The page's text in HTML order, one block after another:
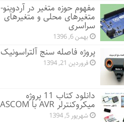
مفهوم حوزه متغیر در آردوینو-
متغیرهای محلی و متغیرهای
سراسری
بهمن 6, 1396
پروژه فاصله سنج آلتراسونیک
فروردین 21, 1394
دانلود کتاب 11 پروژه
میکروکنترلر AVR با BASCOM
شهریور 5, 1394